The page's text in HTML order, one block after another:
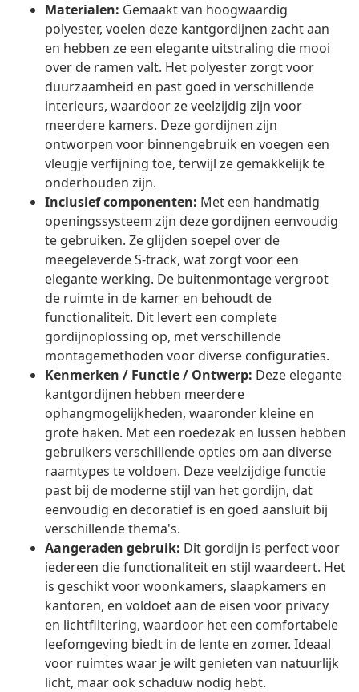
Materialen: Gemaakt van hoogwaardig
polyester, voelen deze kantgordijnen zacht aan
en hebben ze een elegante uitstraling die mooi
over de ramen valt. Het polyester zorgt voor
duurzaamheid en past goed in verschillende
interieurs, waardoor ze veelzijdig zijn voor
meerdere kamers. Deze gordijnen zijn
ontworpen voor binnengebruik en voegen een
vleugje verfijning toe, terwijl ze gemakkelijk te
onderhouden zijn.
Inclusief componenten: Met een handmatig
openingssysteem zijn deze gordijnen eenvoudig
te gebruiken. Ze glijden soepel over de
meegeleverde S-track, wat zorgt voor een
elegante werking. De buitenmontage vergroot
de ruimte in de kamer en behoudt de
functionaliteit. Dit levert een complete
gordijnoplossing op, met verschillende
montagemethoden voor diverse configuraties.
Kenmerken / Functie / Ontwerp: Deze elegante
kantgordijnen hebben meerdere
ophangmogelijkheden, waaronder kleine en
grote haken. Met een roedezak en lussen hebben
gebruikers verschillende opties om aan diverse
raamtypes te voldoen. Deze veelzijdige functie
past bij de moderne stijl van het gordijn, dat
eenvoudig en decoratief is en goed aansluit bij
verschillende thema's.
Aangeraden gebruik: Dit gordijn is perfect voor
iedereen die functionaliteit en stijl waardeert. Het
is geschikt voor woonkamers, slaapkamers en
kantoren, en voldoet aan de eisen voor privacy
en lichtfiltering, waardoor het een comfortabele
leefomgeving biedt in de lente en zomer. Ideaal
voor ruimtes waar je wilt genieten van natuurlijk
licht, maar ook schaduw nodig hebt.